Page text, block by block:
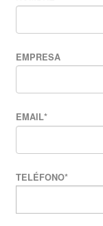
EMPRESA
EMAIL*
TELÉFONO*